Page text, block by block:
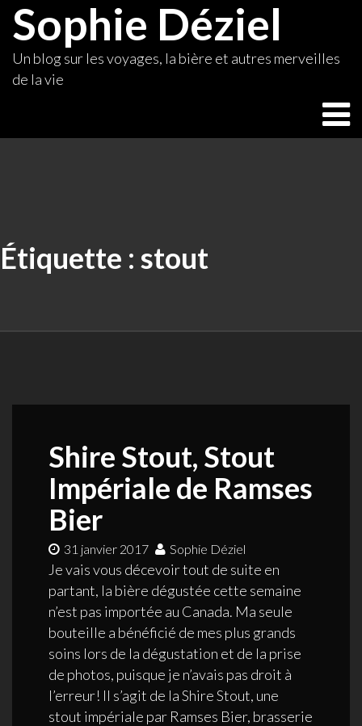
SkipSophie Déziel
Un blog sur les voyages, la bière et autres merveilles
de la vie
Étiquette : stout
Shire Stout, Stout
Impériale de Ramses
Bier
31 janvier 2017 Sophie Déziel
Je vais vous décevoir tout de suite en
partant, la bière dégustée cette semaine
n’est pas importée au Canada. Ma seule
bouteille a bénéficié de mes plus grands
soins lors de la dégustation et de la prise
de photos, puisque je n’avais pas droit à
l’erreur! Il s’agit de la Shire Stout, une
stout impériale par Ramses Bier, brasserie